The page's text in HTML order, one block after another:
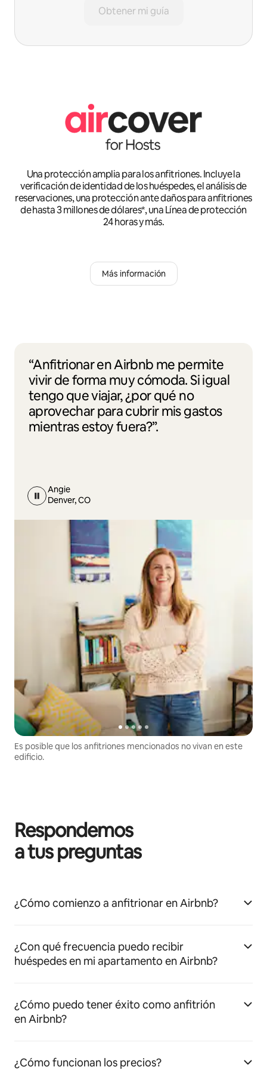
Obtener mi guía
Una protección amplia para los anfitriones. Incluye la
verificación de identidad de los huéspedes, el análisis de
reservaciones, una protección ante daños para anfitriones
de hasta 3 millones de dólares*, una Línea de protección
24 horas y más.
Más información
“Anfitrionar en Airbnb me permite
vivir de forma muy cómoda. Si igual
tengo que viajar, ¿por qué no
aprovechar para cubrir mis gastos
mientras estoy fuera?”.
Angie
Denver, CO
Es posible que los anfitriones mencionados no vivan en este
edificio.
Respondemos
a tus preguntas
¿Cómo comienzo a anfitrionar en Airbnb?
¿Con qué frecuencia puedo recibir
huéspedes en mi apartamento en Airbnb?
¿Cómo puedo tener éxito como anfitrión
en Airbnb?
¿Cómo funcionan los precios?